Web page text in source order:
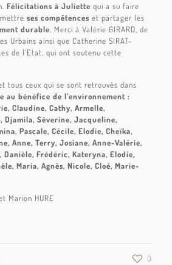
Félicitations à Juliette qui a su faire
ses compétences et partager les
durable . Merci à Valérie GIRARD, de
Urbains ainsi que Catherine SIRAT-
de l’Etat, qui ont soutenu cette
tous ceux qui se sont retrouvés dans
au bénéfice de l’environnement :
Claudine, Cathy, Armelle,
Djamila, Séverine, Jacqueline,
Pascale, Cécile, Elodie, Cheïka,
Anne, Terry, Josiane, Anne-Valérie,
Danièle, Frédéric, Kateryna, Elodie,
Maria, Agnès, Nicole, Cloé, Marie-
Marion HURE
0